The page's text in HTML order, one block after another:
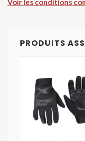
Voir les conditions
PRODUITS